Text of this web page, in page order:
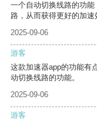
一个自动切换线路的功
路，从而获得更好的加速
2025-09-06
游客
这款加速器app的功能有
动切换线路的功能。
2025-09-06
游客